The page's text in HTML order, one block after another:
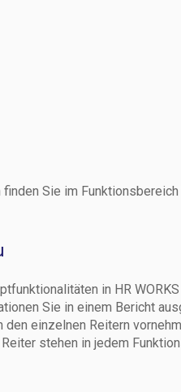
Sie im
in HR
Sie in einem Bericht
einzelnen Reitern
stehen in jedem